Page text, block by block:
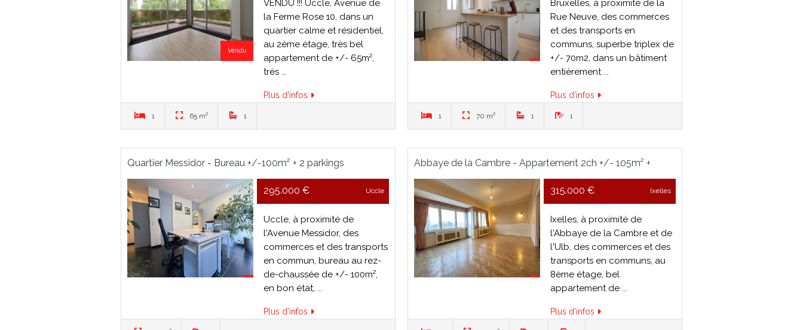
Vendu
VENDU !!! Uccle, Avenue de
la Ferme Rose 10, dans un
quartier calme et résidentiel,
au 2ème étage, très bel
appartement de +/- 65m²,
très ...
Plus d'infos
1 65 m² 1
Bruxelles, à proximité de la
Rue Neuve, des commerces
et des transports en
communs, superbe triplex de
+/- 70m2, dans un bâtiment
entièrement ...
Plus d'infos
1 70 m² 1 1
Quartier Messidor - Bureau +/-100m² + 2 parkings
295.000 € Uccle
Uccle, à proximité de
l'Avenue Messidor, des
commerces et des transports
en commun, bureau au rez-
de-chaussée de +/- 100m²,
en bon état, ...
Plus d'infos
Abbaye de la Cambre - Appartement 2ch +/- 105m² +
garage
315.000 €
Ixelles
Ixelles, à proximité de
l'Abbaye de la Cambre et de
l'Ulb, des commerces et des
transports en communs, au
8ème étage, bel
appartement de ...
Plus d'infos